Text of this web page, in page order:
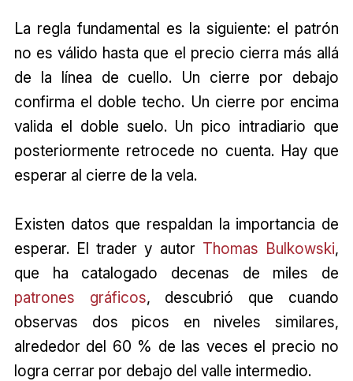
La regla fundamental es la siguiente: el patrón
no es válido hasta que el precio cierra más allá
de la línea de cuello. Un cierre por debajo
confirma el doble techo. Un cierre por encima
valida el doble suelo. Un pico intradiario que
posteriormente retrocede no cuenta. Hay que
esperar al cierre de la vela.
Existen datos que respaldan la importancia de
esperar. El trader y autor Thomas Bulkowski,
que ha catalogado decenas de miles de
patrones gráficos, descubrió que cuando
observas dos picos en niveles similares,
alrededor del 60 % de las veces el precio no
logra cerrar por debajo del valle intermedio.